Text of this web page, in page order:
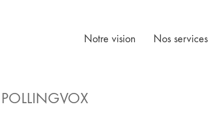
Notre vision Nos services